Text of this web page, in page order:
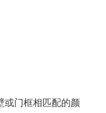
或门框相匹配的颜